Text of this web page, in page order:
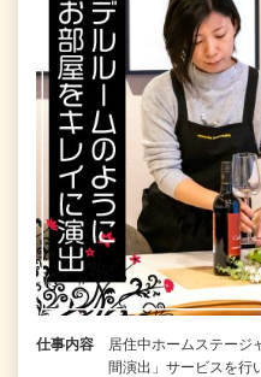
仕事内容
居住中ホームステージ
間演出」サービスを行